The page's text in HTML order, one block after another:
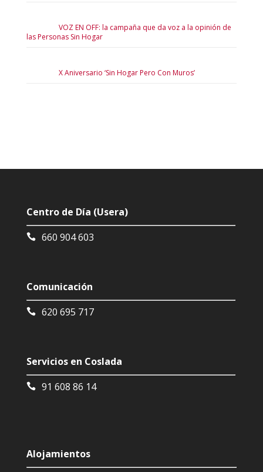
VOZ EN OFF: la campaña que da voz a la opinión de
las Personas Sin Hogar
X Aniversario ‘Sin Hogar Pero Con Muros’
Centro de Día (Usera)
660 904 603
Comunicación
620 695 717
Servicios en Coslada
91 608 86 14
Alojamientos